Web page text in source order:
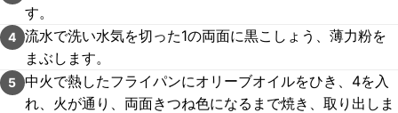
す。
4 流水で洗い水気を切った1の両面に黒こしょう、薄力粉を
まぶします。
5 中火で熱したフライパンにオリーブオイルをひき、4を入
れ、火が通り、両面きつね色になるまで焼き、取り出しま